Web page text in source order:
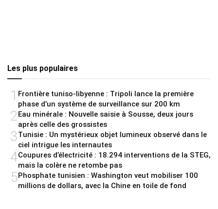
Les plus populaires
1 Frontière tuniso-libyenne : Tripoli lance la première
phase d’un système de surveillance sur 200 km
2Eau minérale : Nouvelle saisie à Sousse, deux jours
après celle des grossistes
3Tunisie : Un mystérieux objet lumineux observé dans le
ciel intrigue les internautes
4Coupures d’électricité : 18.294 interventions de la STEG,
mais la colère ne retombe pas
5Phosphate tunisien : Washington veut mobiliser 100
millions de dollars, avec la Chine en toile de fond